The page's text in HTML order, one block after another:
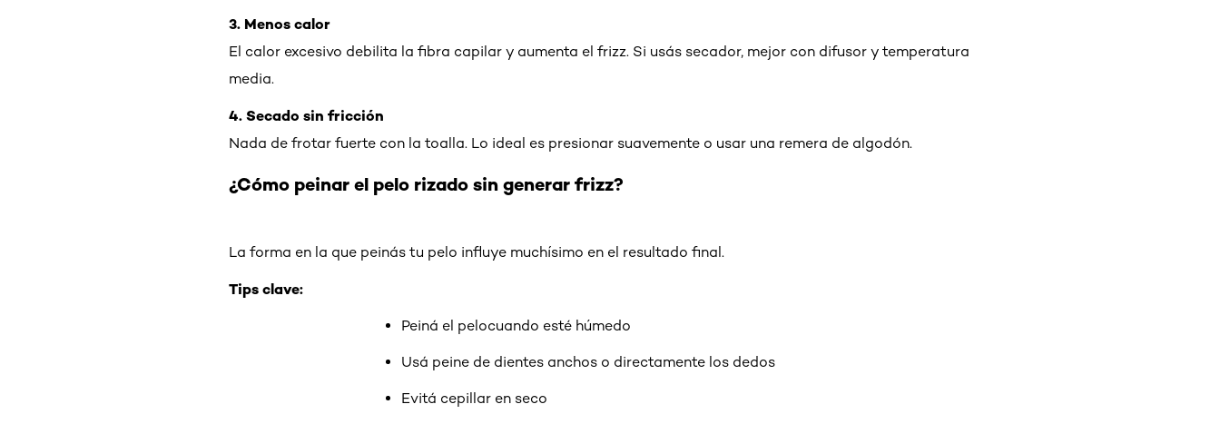
3. Menos calor
El calor excesivo debilita la fibra capilar y aumenta el frizz. Si usás secador, mejor con difusor y temperatura
media.
4. Secado sin fricción
Nada de frotar fuerte con la toalla. Lo ideal es presionar suavemente o usar una remera de algodón.
¿Cómo peinar el pelo rizado sin generar frizz?
La forma en la que peinás tu pelo influye muchísimo en el resultado final.
Tips clave:
Peiná el pelocuando esté húmedo
Usá peine de dientes anchos o directamente los dedos
Evitá cepillar en seco